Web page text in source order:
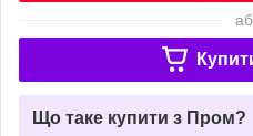
Що таке купити з Пром?